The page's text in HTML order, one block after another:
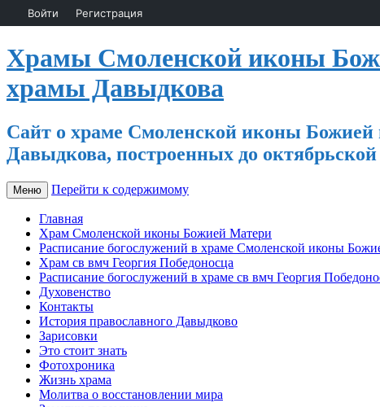
Храмы Смоленской иконы
храмы Давыдкова
Сайт о храме Смоленской иконы
Давыдкова, построенных до
Меню Перейти к содержимому
Главная
Храм Смоленской иконы Божией Матери
Расписание богослужений в храме Смоленской иконы
Храм св вмч Георгия Победоносца
Расписание богослужений в храме св вмч Георгия
Духовенство
Контакты
История православного Давыдково
Зарисовки
Это стоит знать
Фотохроника
Жизнь храма
Молитва о восстановлении мира
Войти Регистрация